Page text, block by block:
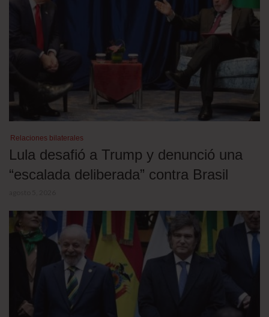
Relaciones bilaterales
Lula desafió a Trump y denunció una
“escalada deliberada” contra Brasil